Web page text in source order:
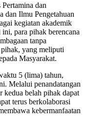
dan
dan Ilmu Pengetahuan
kegiatan akademik
para pihak berencana
tanpa
yang meliputi
Masyarakat.
5 (lima) tahun,
Melalui penandatangan
kedua belah pihak dapat
terus berkolaborasi
kebermanfaatan